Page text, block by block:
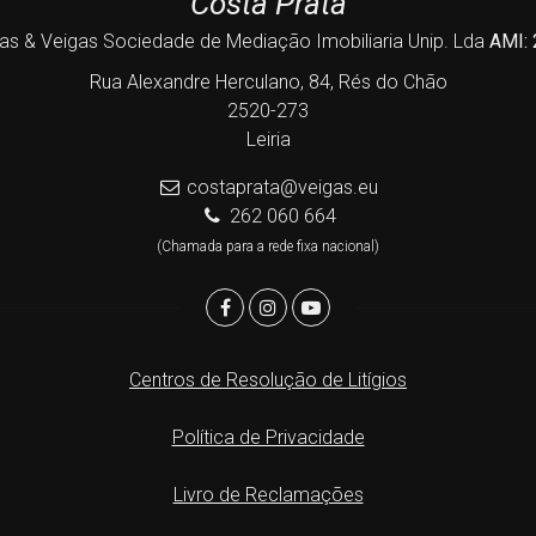
& Veigas Sociedade de Mediação Imobiliaria Unip. Lda AMI:
Rua Alexandre Herculano, 84, Rés do Chão
2520-273
Leiria
costaprata@veigas.eu
262 060 664
(Chamada para a rede fixa nacional)
Centros de Resolução de Litígios
Política de Privacidade
Livro de Reclamações